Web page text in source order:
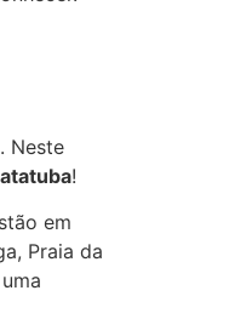
Neste
!
em
Praia da